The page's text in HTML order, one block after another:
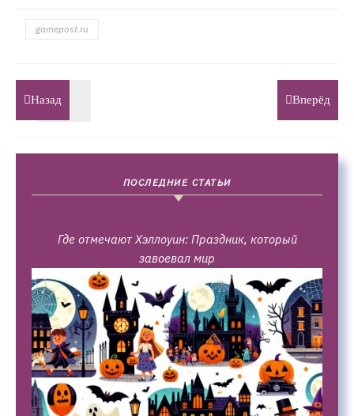
gamepost.ru
Назад Вперёд
ПОСЛЕДНИЕ СТАТЬИ
Где отмечают Хэллоуин: Праздник, который
завоевал мир